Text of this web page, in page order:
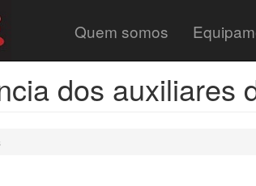
Quem somos
dos auxiliares